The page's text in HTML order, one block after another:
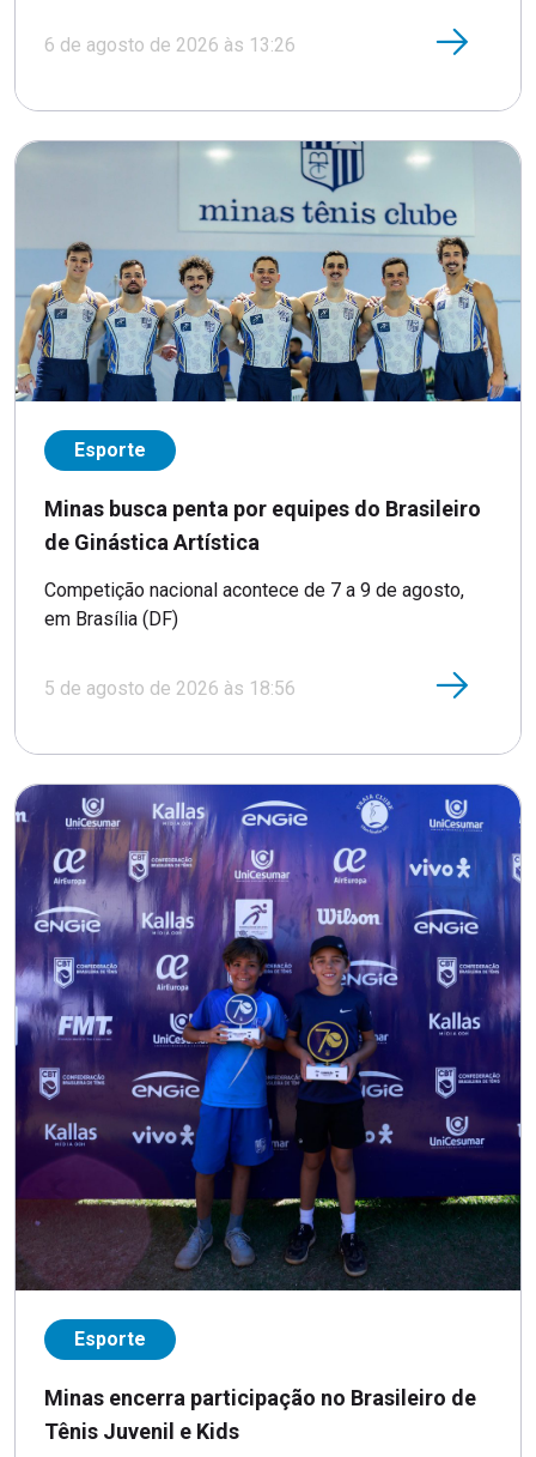
6 de agosto de 2026 às 13:26
Esporte
Minas busca penta por equipes do Brasileiro
de Ginástica Artística
Competição nacional acontece de 7 a 9 de agosto,
em Brasília (DF)
5 de agosto de 2026 às 18:56
Esporte
Minas encerra participação no Brasileiro de
Tênis Juvenil e Kids